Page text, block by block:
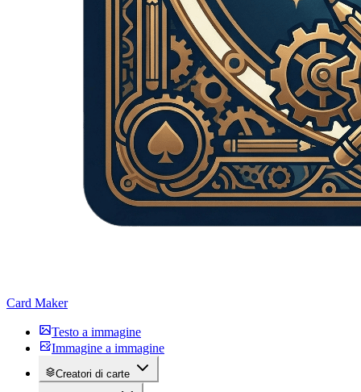
Card Maker
Testo a immagine
Immagine a immagine
Creatori di carte